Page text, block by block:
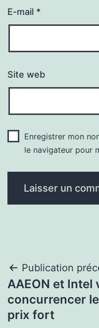
E-mail *
Site web
Enregistrer mon
le navigateur pour
Navigation
de
l’article
Publication
AAEON et Intel
concurrencer
prix fort